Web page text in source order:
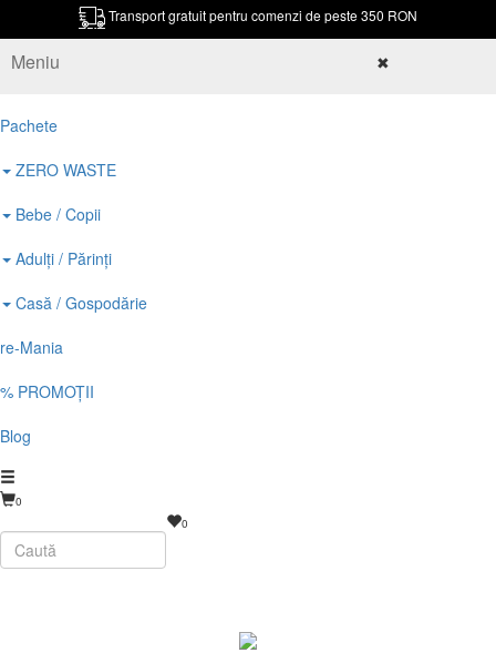
Transport gratuit pentru comenzi de peste 350 RON
Meniu ✖
Pachete
ZERO WASTE
Bebe / Copii
Adulți / Părinți
Casă / Gospodărie
re-Mania
% PROMOȚII
Blog
0
0